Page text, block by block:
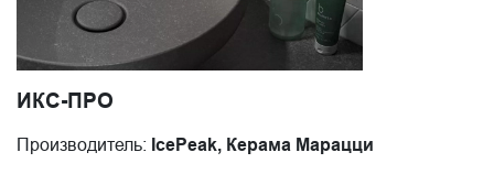
ИКС-ПРО
Производитель: IcePeak, Керама Марацци